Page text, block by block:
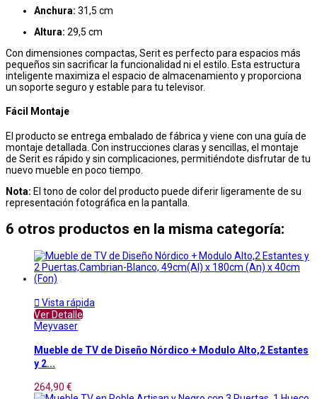
Anchura: 31,5 cm
Altura: 29,5 cm
Con dimensiones compactas, Serit es perfecto para espacios más
pequeños sin sacrificar la funcionalidad ni el estilo. Esta estructura
inteligente maximiza el espacio de almacenamiento y proporciona
un soporte seguro y estable para tu televisor.
Fácil Montaje
El producto se entrega embalado de fábrica y viene con una guía de
montaje detallada. Con instrucciones claras y sencillas, el montaje
de Serit es rápido y sin complicaciones, permitiéndote disfrutar de tu
nuevo mueble en poco tiempo.
Nota: El tono de color del producto puede diferir ligeramente de su
representación fotográfica en la pantalla.
6 otros productos en la misma categoría:
 Vista rápida
Ver Detalle
Meyvaser
Mueble de TV de Diseño Nórdico + Modulo Alto,2 Estantes
y 2...
264,90 €